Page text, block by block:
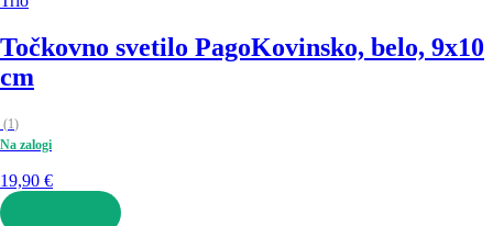
Točkovno svetilo PagoKovinsko, belo, 9x10
cm
(1)
Na zalogi
19,90 €